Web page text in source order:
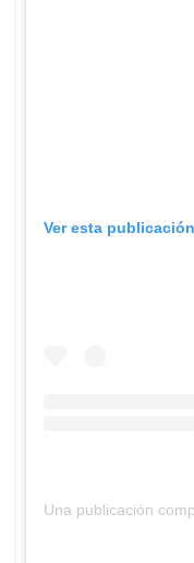
Ver esta
Una publicación